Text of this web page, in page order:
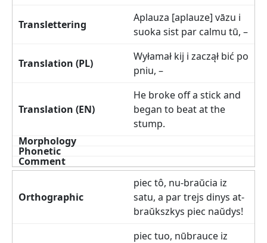
Aplauza [aplauze] vāzu i
suoka sist par calmu tū, –
Wyłamał kij i zaczął bić po
pniu, –
He broke off a stick and
began to beat at the
stump.
piec tô, nu-braŭcia iz
satu, a par trejs dinys at-
braŭkszkys piec naŭdys!
piec tuo, nūbrauce iz